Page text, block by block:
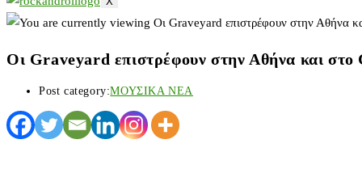
Οι Graveyard επιστρέφουν στην Αθήνα και
Post category:ΜΟΥΣΙΚΑ ΝΕΑ